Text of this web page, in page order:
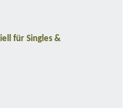
für Singles &